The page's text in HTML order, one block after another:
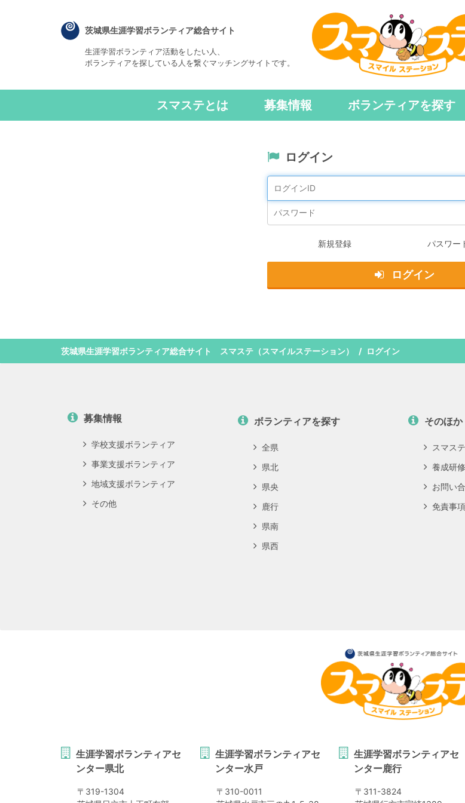
茨城県生涯学習ボランティア総合サイト
生涯学習ボランティア活動をしたい人、
ボランティアを探している人を繋ぐマッチングサイトです。
スマステとは 募集情報 ボランティアを探す
ログイン
新規登録 パスワー
ログイン
茨城県生涯学習ボランティア総合サイト スマステ（スマイルステーション） ログイン
募集情報
学校支援ボランティア
事業支援ボランティア
地域支援ボランティア
その他
ボランティアを探す
全県
県北
県央
鹿行
県南
県西
そのほか
スマス
養成研修
お問い
免責事項
生涯学習ボランティアセ
ンター県北
〒 319-1304
生涯学習ボランティアセ
ンター水戸
〒 310-0011
生涯学習ボランティアセ
ンター鹿行
〒 311-3824